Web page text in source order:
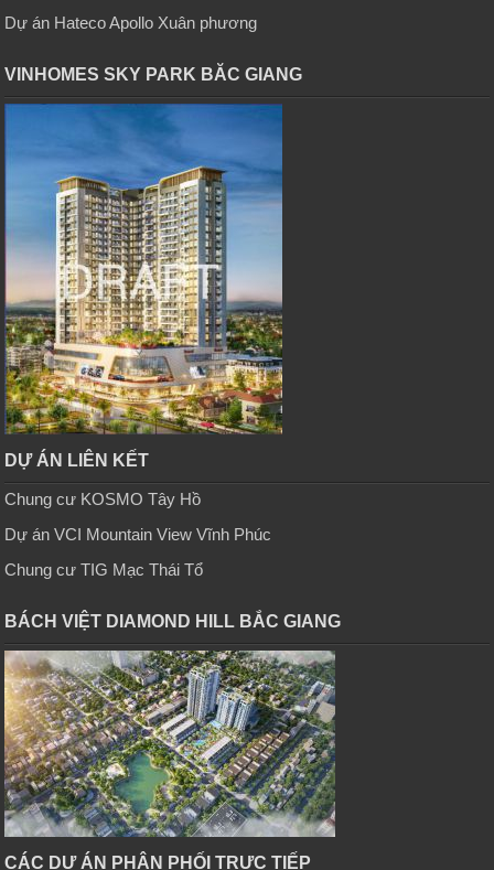
Dự án Hateco Apollo Xuân phương
VINHOMES SKY PARK BĂC GIANG
DỰ ÁN LIÊN KẾT
Chung cư KOSMO Tây Hồ
Dự án VCI Mountain View Vĩnh Phúc
Chung cư TIG Mạc Thái Tổ
BÁCH VIỆT DIAMOND HILL BẮC GIANG
CÁC DỰ ÁN PHÂN PHỐI TRỰC TIẾP